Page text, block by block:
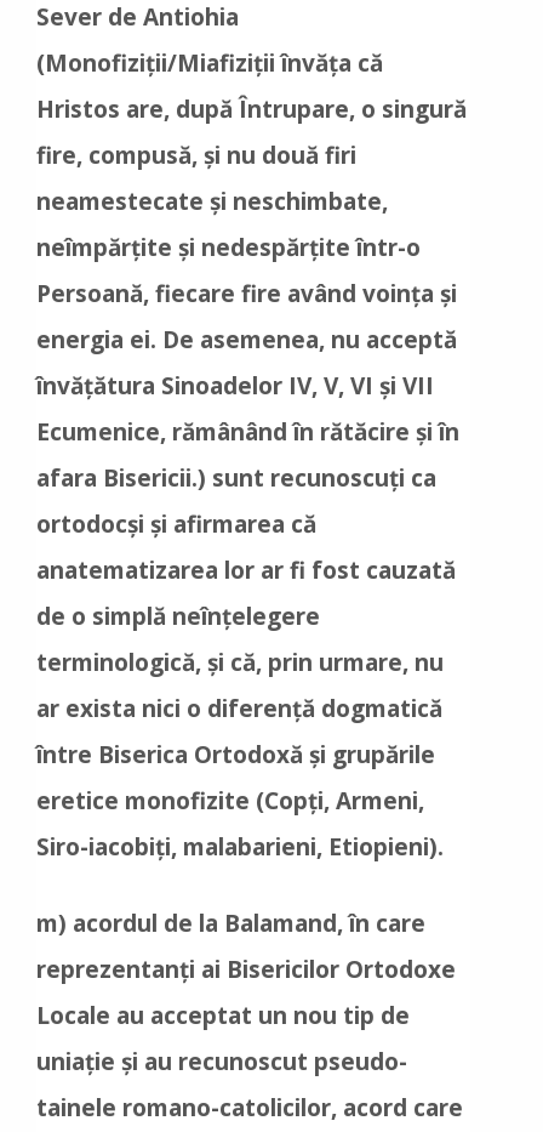
Sever de Antiohia
(Monofiziții/Miafiziții învăța că
Hristos are, după Întrupare, o singură
fire, compusă, şi nu două firi
neamestecate și neschimbate,
neîmpărțite și nedespărțite într-o
Persoană, fiecare fire având voința și
energia ei. De asemenea, nu acceptă
învățătura Sinoadelor IV, V, VI și VII
Ecumenice, rămânând în rătăcire și în
afara Bisericii.) sunt recunoscuți ca
ortodocși și afirmarea că
anatematizarea lor ar fi fost cauzată
de o simplă neînțelegere
terminologică, și că, prin urmare, nu
ar exista nici o diferență dogmatică
între Biserica Ortodoxă și grupările
eretice monofizite (Copți, Armeni,
Siro-iacobiți, malabarieni, Etiopieni).
m) acordul de la Balamand, în care
reprezentanți ai Bisericilor Ortodoxe
Locale au acceptat un nou tip de
uniație și au recunoscut pseudo-
tainele romano-catolicilor, acord care